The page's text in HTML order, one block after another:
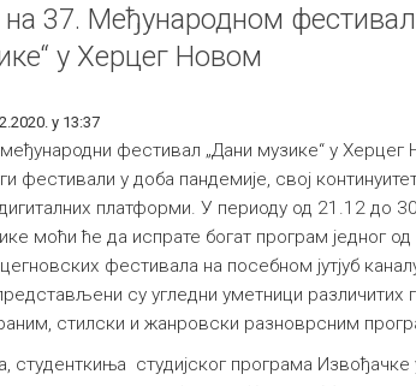
на 37. Међународном
у Херцег Новом
у 13:37
фестивал „Дани музике“ у Херцег
фестивали у доба пандемије, свој
платформи. У периоду од 21.12 до
моћи ће да испрате богат програм једног од
фестивала на посебном јутјуб
су угледни уметници различитих
стилски и жанровски разноврсним
студијског програма Извођачке